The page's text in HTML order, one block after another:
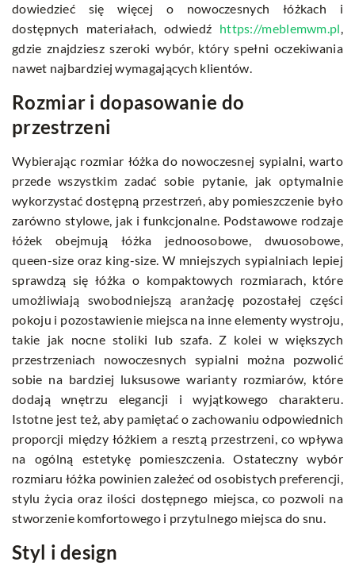
dowiedzieć się więcej o nowoczesnych łóżkach i
dostępnych materiałach, odwiedź https://meblemwm.pl,
gdzie znajdziesz szeroki wybór, który spełni oczekiwania
nawet najbardziej wymagających klientów.
Rozmiar i dopasowanie do
przestrzeni
Wybierając rozmiar łóżka do nowoczesnej sypialni, warto
przede wszystkim zadać sobie pytanie, jak optymalnie
wykorzystać dostępną przestrzeń, aby pomieszczenie było
zarówno stylowe, jak i funkcjonalne. Podstawowe rodzaje
łóżek obejmują łóżka jednoosobowe, dwuosobowe,
queen-size oraz king-size. W mniejszych sypialniach lepiej
sprawdzą się łóżka o kompaktowych rozmiarach, które
umożliwiają swobodniejszą aranżację pozostałej części
pokoju i pozostawienie miejsca na inne elementy wystroju,
takie jak nocne stoliki lub szafa. Z kolei w większych
przestrzeniach nowoczesnych sypialni można pozwolić
sobie na bardziej luksusowe warianty rozmiarów, które
dodają wnętrzu elegancji i wyjątkowego charakteru.
Istotne jest też, aby pamiętać o zachowaniu odpowiednich
proporcji między łóżkiem a resztą przestrzeni, co wpływa
na ogólną estetykę pomieszczenia. Ostateczny wybór
rozmiaru łóżka powinien zależeć od osobistych preferencji,
stylu życia oraz ilości dostępnego miejsca, co pozwoli na
stworzenie komfortowego i przytulnego miejsca do snu.
Styl i design